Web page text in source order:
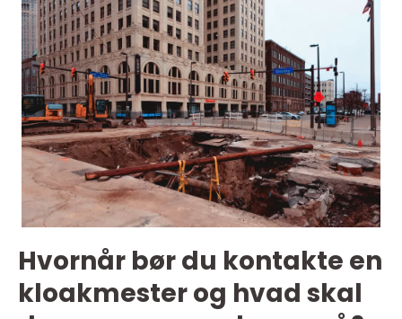
Hvornår bør du kontakte en
kloakmester og hvad skal